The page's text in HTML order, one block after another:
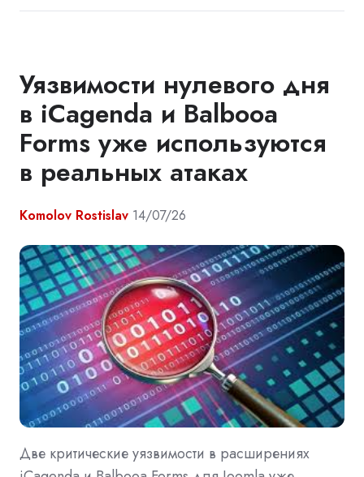
Уязвимости нулевого дня
в iCagenda и Balbooa
Forms уже используются
в реальных атаках
Komolov Rostislav 14/07/26
Две критические уязвимости в расширениях